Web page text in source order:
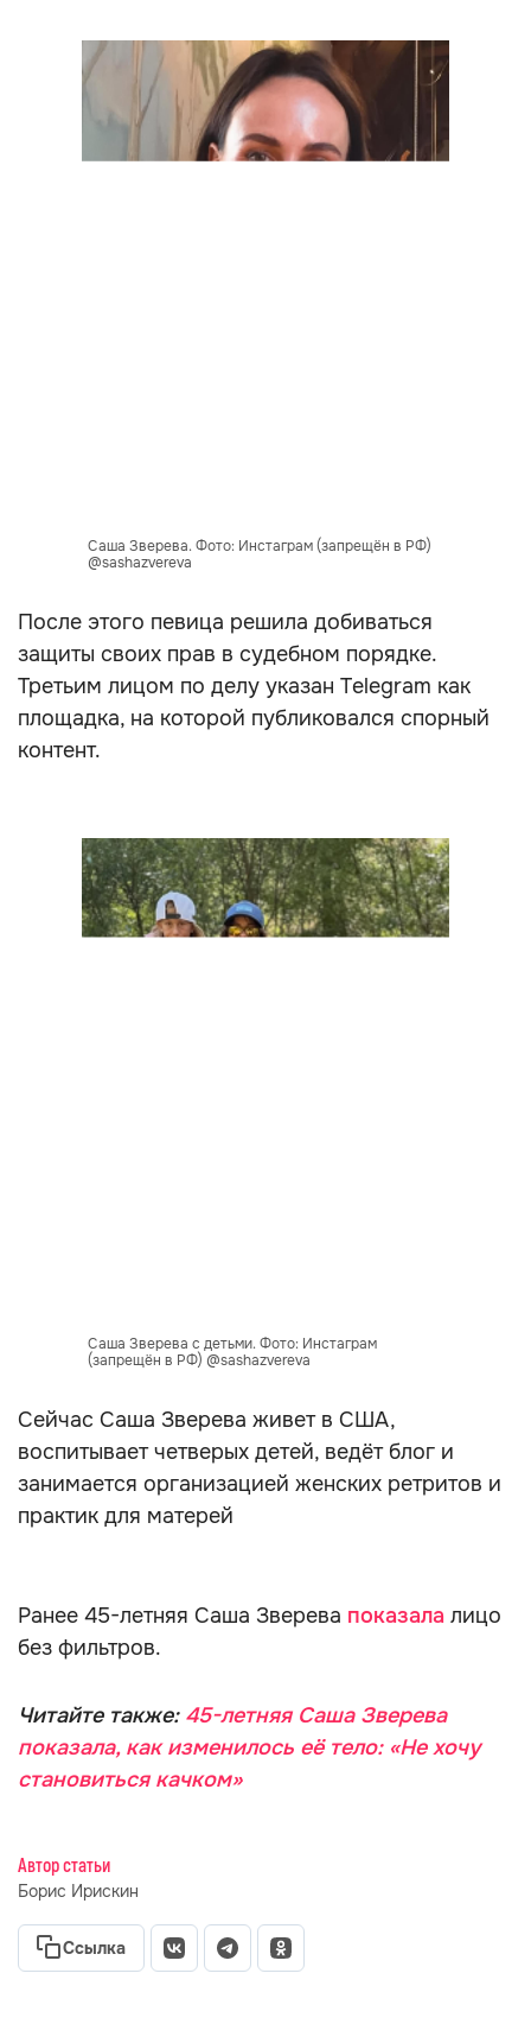
Саша Зверева. Фото: Инстаграм (запрещён в РФ)
@sashazvereva
После этого певица решила добиваться
защиты своих прав в судебном порядке.
Третьим лицом по делу указан Telegram как
площадка, на которой публиковался спорный
контент.
Саша Зверева с детьми. Фото: Инстаграм
(запрещён в РФ) @sashazvereva
Сейчас Саша Зверева живет в США,
воспитывает четверых детей, ведёт блог и
занимается организацией женских ретритов и
практик для матерей
Ранее 45-летняя Саша Зверева показала лицо
без фильтров.
Читайте также: 45-летняя Саша Зверева
показала, как изменилось её тело: «Не хочу
становиться качком»
Автор статьи
Борис Ирискин
Ссылка